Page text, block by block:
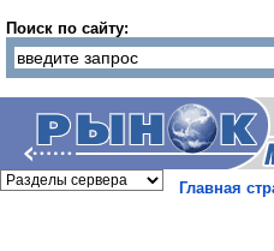
Поиск по сайту:
Главная